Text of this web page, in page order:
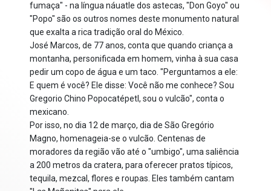
fumaça" - na língua náuatle dos astecas, "Don Goyo" ou
"Popo" são os outros nomes deste monumento natural
que exalta a rica tradição oral do México.
José Marcos, de 77 anos, conta que quando criança a
montanha, personificada em homem, vinha à sua casa
pedir um copo de água e um taco. "Perguntamos a ele:
E quem é você? Ele disse: Você não me conhece? Sou
Gregorio Chino Popocatépetl, sou o vulcão", conta o
mexicano.
Por isso, no dia 12 de março, dia de São Gregório
Magno, homenageia-se o vulcão. Centenas de
moradores da região vão até o "umbigo", uma saliência
a 200 metros da cratera, para oferecer pratos típicos,
tequila, mezcal, flores e roupas. Eles também cantam